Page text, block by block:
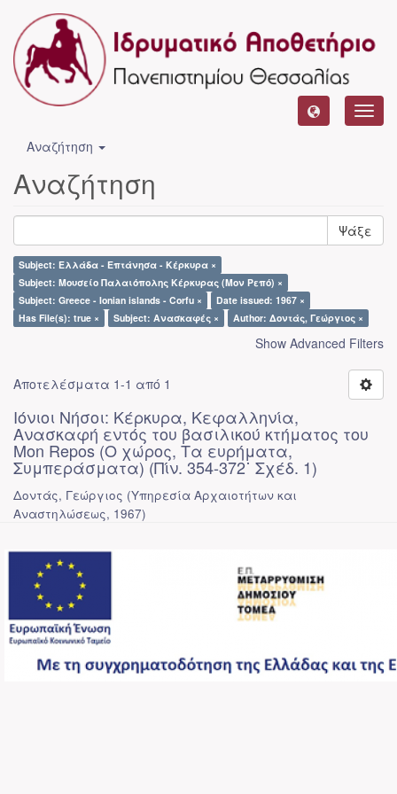
Αναζήτηση
Αναζήτηση
Ψάξε
Subject: Ελλάδα - Επτάνησα - Κέρκυρα ×
Subject: Μουσείο Παλαιόπολης Κέρκυρας (Μον Ρεπό) ×
Subject: Greece - Ionian islands - Corfu ×
Date issued: 1967 ×
Has File(s): true ×
Subject: Ανασκαφές × Author: Δοντάς, Γεώργιος ×
Show Advanced Filters
Αποτελέσματα 1-1 από 1
Ιόνιοι Νήσοι: Κέρκυρα, Κεφαλληνία,
Ανασκαφή εντός του βασιλικού κτήματος του
Mon Repos (Ο χώρος, Τα ευρήματα,
Συμπεράσματα) (Πίν. 354-372˙ Σχέδ. 1)
Δοντάς, Γεώργιος (Υπηρεσία Αρχαιοτήτων και
Αναστηλώσεως, 1967)